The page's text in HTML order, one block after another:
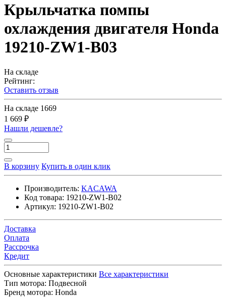
Крыльчатка помпы
охлаждения двигателя Honda
19210-ZW1-B03
На складе
Рейтинг:
Оставить отзыв
На складе 1669
1 669 ₽
Нашли дешевле?
В корзину Купить в один клик
Производитель: KACAWA
Код товара: 19210-ZW1-B02
Артикул: 19210-ZW1-B02
Доставка
Оплата
Рассрочка
Кредит
Основные характеристики Все характеристики
Тип мотора: Подвесной
Бренд мотора: Honda